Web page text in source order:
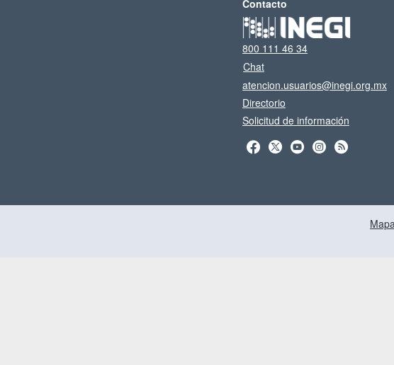
Contacto
800 111 46 34
Chat
atencion.usuarios@inegi.org.mx
Directorio
Solicitud de información